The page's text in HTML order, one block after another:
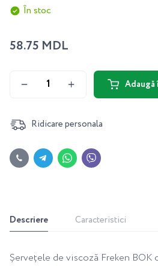
În stoc
58.75 MDL
Adaugă
Ridicare personala
Descriere Caracteristici
Șervețele de viscoză Freken BOK